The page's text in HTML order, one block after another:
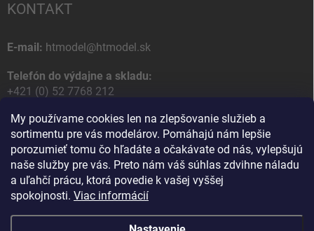
My používame cookies len na zlepšovanie služieb a
sortimentu pre vás modelárov. Pomáhajú nám lepšie
porozumieť tomu čo hľadáte a očakávate od nás, vylepšujú
naše služby pre vás. Preto nám váš súhlas zdvihne náladu
a uľahčí prácu, ktorá povedie k vašej vyššej
spokojnosti. Viac informácií
KONTAKT
E-mail: htmodel@htmodel.sk
Telefón do výdajne a skladu:
+421 (0) 52 7768 212
Poštová / Odberná adresa:
HT model
Na letisko 49
058 01 Poprad
Slovenská Republika